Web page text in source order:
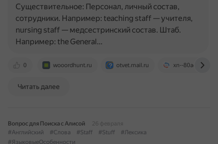
0 wooordhunt.ru otvet.mail.ru xn--
Существительное: Персонал, личный состав,
сотрудники. Например: teaching staff — учителя,
nursing staff — медсестринский состав. Штаб.
Например: the General…
Читать далее
Вопрос для Поиска с Алисой
26 февраля
#Английский
#Слова #Staff #Stuff
#Лексика
#ЯзыковыеОсобенности